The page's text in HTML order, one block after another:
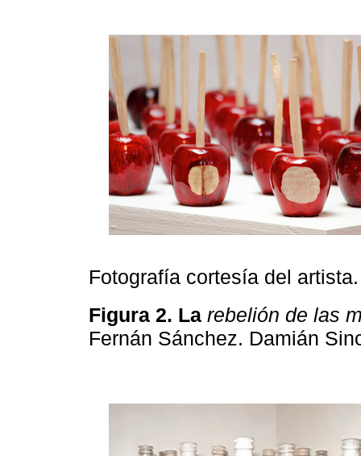
Fotografía cortesía del artista.
Figura 2. La rebelión de las
Fernán Sánchez. Damián